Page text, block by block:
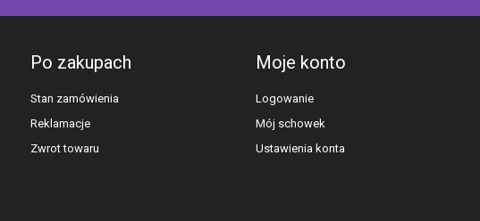
Po zakupach
Stan zamówienia
Reklamacje
Zwrot towaru
Moje konto
Logowanie
Mój schowek
Ustawienia konta